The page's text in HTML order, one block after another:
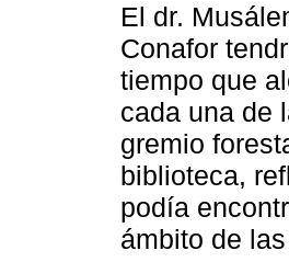
El dr.
Conafor
tiempo que
cada una de
gremio
biblioteca,
podía
ámbito de